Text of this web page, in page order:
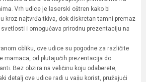
Vrh udice je laserski oštren kako bi
kroz najtvrđa tkiva, dok diskretan tamni premaz
i omogućava prirodnu prezentaciju na
obliku, ove udice su pogodne za različite
mamaca, od plutajućih prezentacija do
Bez obzira na veličinu koju odaberete,
detalj ove udice radi u vašu korist, pružajući